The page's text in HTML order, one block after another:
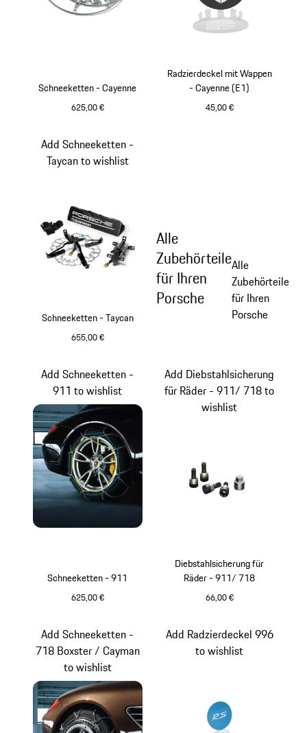
Schneeketten - Cayenne
625,00 €
Radzierdeckel mit Wappen
- Cayenne (E1)
45,00 €
Schneeketten - Taycan
655,00 €
Add Schneeketten -
Taycan to wishlist
Alle
Zubehörteile
für Ihren
Porsche
Alle
Zubehörteile
für Ihren
Porsche
Schneeketten - 911
625,00 €
Add Schneeketten -
911 to wishlist
Diebstahlsicherung für
Räder - 911/ 718
66,00 €
Add Diebstahlsicherung
für Räder - 911/ 718 to
wishlist
Add Schneeketten -
718 Boxster / Cayman
to wishlist
Add Radzierdeckel 996
to wishlist